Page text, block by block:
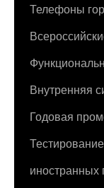
Телефоны
Внутренняя
Годовая
иностранных